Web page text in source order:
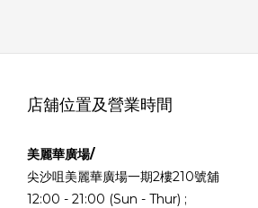
店舖位置及營業時間
美麗華廣場/
尖沙咀美麗華廣場一期2樓210號舖
12:00 - 21:00 (Sun - Thur) ;